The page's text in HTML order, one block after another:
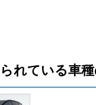
れている車